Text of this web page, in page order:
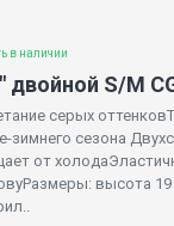
в наличии
двойной S/M
серых
зимнего сезона
от
высота